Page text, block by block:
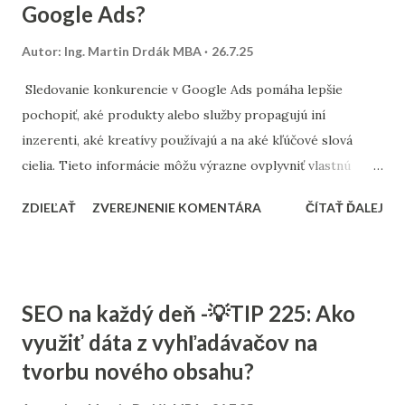
Google umožňuje v PMax, Discovery aj Display kampaniach
Personalizované reklamy zvyšujú šancu, že zákazník
zareaguje. V Google Ads sú postavené na dátach o správaní,
demografii a záujmoch používateľov. Vďaka nim je možné
doručiť relevantné posolstvo tomu správnemu človeku, v
správnom čase. Aké typy dát využíva personalizácia?
Google Ads?
Autor: Ing. Martin Drdák MBA 26.7.25
Sledovanie konkurencie v Google Ads pomáha lepšie
pochopiť, aké produkty alebo služby propagujú iní
inzerenti, aké kreatívy používajú a na aké kľúčové slová
cielia. Tieto informácie môžu výrazne ovplyvniť vlastnú
optimalizáciu rozpočtu a výber cieľových segmentov. Ak
kampane môžu rýchlo stratiť pozície a prísť o
potenciálnych zákazníkov. Dôležité je však sledovať
konkurenciu systematicky a nie slepo kopírovať. Ide o
ZDIEĽAŤ ZVEREJNENIE KOMENTÁRA ČÍTAŤ ĎALEJ
SEO na každý deň -💡TIP 225: Ako
využiť dáta z vyhľadávačov na
tvorbu nového obsahu?